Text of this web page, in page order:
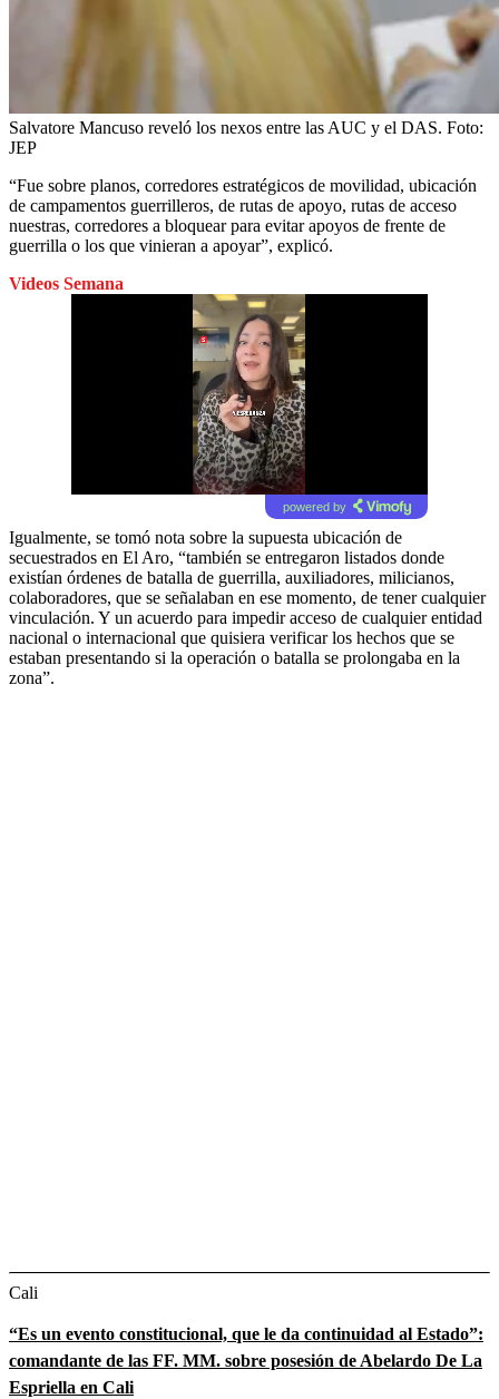
Salvatore Mancuso reveló los nexos entre las AUC y el DAS. Foto:
JEP
“Fue sobre planos, corredores estratégicos de movilidad, ubicación
de campamentos guerrilleros, de rutas de apoyo, rutas de acceso
nuestras, corredores a bloquear para evitar apoyos de frente de
guerrilla o los que vinieran a apoyar”, explicó.
Videos Semana
powered by
Igualmente, se tomó nota sobre la supuesta ubicación de
secuestrados en El Aro, “también se entregaron listados donde
existían órdenes de batalla de guerrilla, auxiliadores, milicianos,
colaboradores, que se señalaban en ese momento, de tener cualquier
vinculación. Y un acuerdo para impedir acceso de cualquier entidad
nacional o internacional que quisiera verificar los hechos que se
estaban presentando si la operación o batalla se prolongaba en la
zona”.
Cali
“Es un evento constitucional, que le da continuidad al Estado”:
comandante de las FF. MM. sobre posesión de Abelardo De La
Espriella en Cali